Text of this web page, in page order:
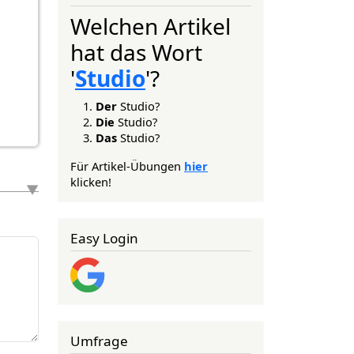
Welchen Artikel
hat das Wort
'Studio'?
Der Studio?
Die Studio?
Das Studio?
Für Artikel-Übungen hier
klicken!
Easy Login
Umfrage